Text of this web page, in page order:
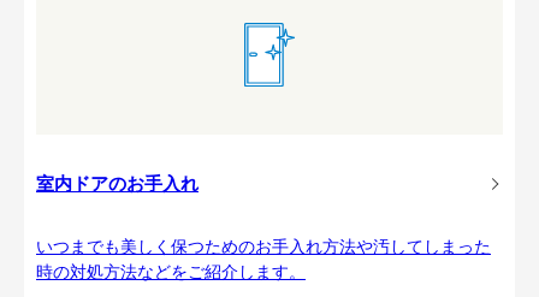
室内ドアのお手入れ
いつまでも美しく保つためのお手入れ方法や汚してしまった
時の対処方法などをご紹介します。